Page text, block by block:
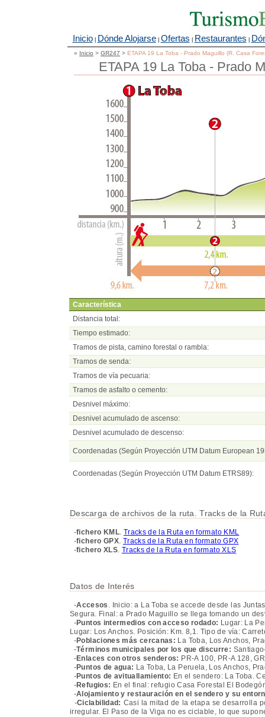
Inicio| Dónde Alojarse| Ofertas | Restaurantes |
» Inicio > GR247 > ETAPA 19 La Toba - Prado Maguillo (R. Casa
ETAPA 19 La Toba - Prado
Característica
Distancia total:
Tiempo estimado:
Tramos de pista, camino forestal o rambla:
Tramos de senda:
Tramos de vía pecuaria:
Tramos de asfalto o cemento:
Desnivel máximo:
Desnivel acumulado de ascenso:
Desnivel acumulado de descenso:
Coordenadas (Según Proyección UTM Datum European
Coordenadas (Según Proyección UTM Datum ETRS89):
Descarga de archivos de la ruta. Tracks de la
-fichero KML. Tracks de la Ruta en formato KML
-fichero GPX. Tracks de la Ruta en formato GPX
-fichero XLS. Tracks de la Ruta en formato XLS
Datos de Interés
-Accesos . Inicio: a La Toba se accede desde las
Segura. Final: a Prado Maguillo se llega tomando un
-Puntos intermedios con acceso rodado: Lugar: La
Lugar: Los Anchos. Posición: Km. 8,1. Tipo de vía:
-Poblaciones más cercanas: La Toba, Los Anchos,
-Términos municipales por los que discurre:
-Enlaces con otros senderos: PR-A 100, PR-A 128,
-Puntos de agua: La Toba, La Peruela, Los Anchos,
-Puntos de avituallamiento: En el sendero: La Toba.
-Refugios: En el final: refugio Casa Forestal El
-Alojamiento y restauración en el sendero y su
-Ciclabilidad: Casi la mitad de la etapa se desarrolla
irregular. El Paso de la Viga no es ciclable, lo que